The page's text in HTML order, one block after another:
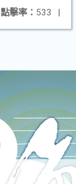
點擊率： 533 |